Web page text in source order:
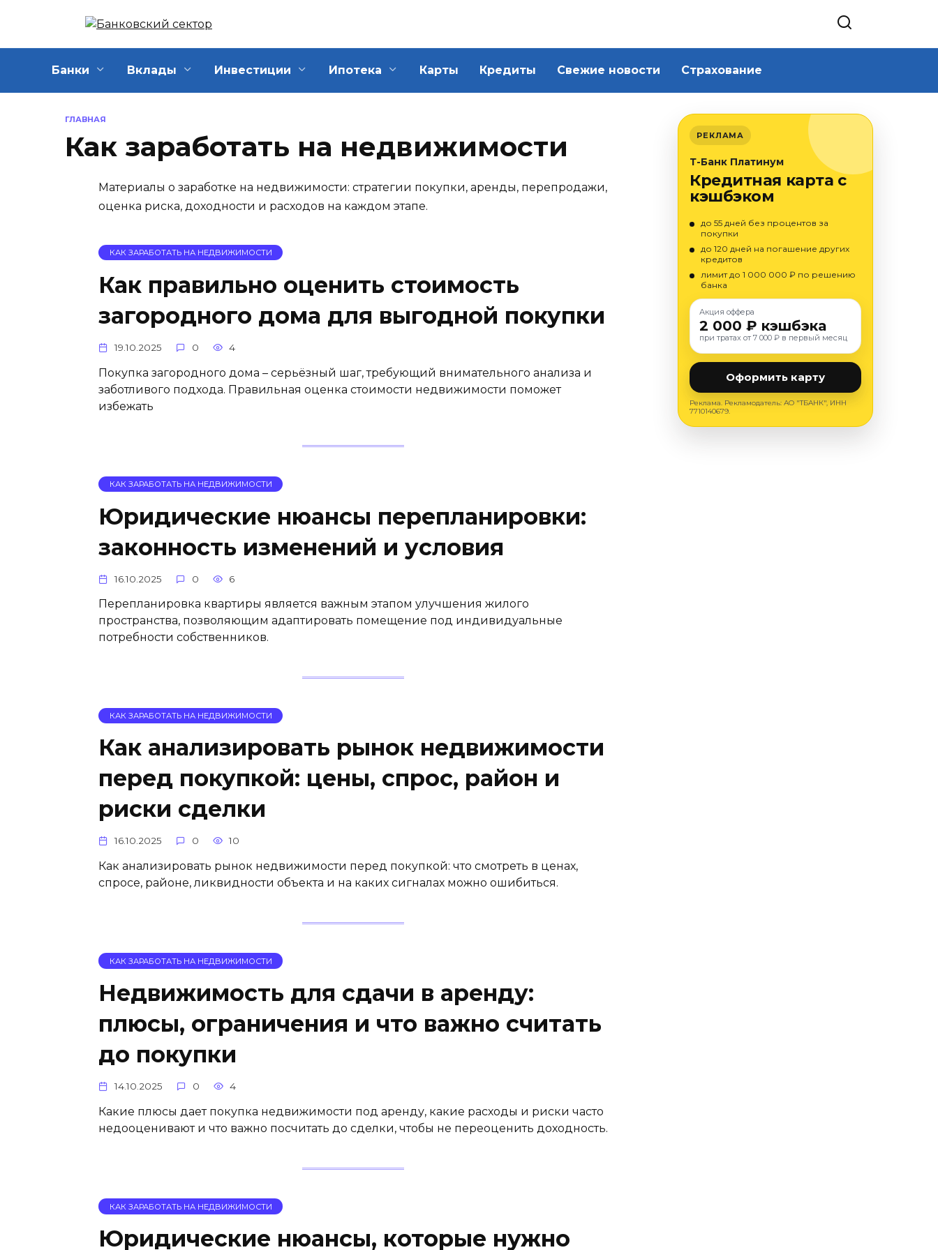
Банки Вклады Инвестиции Ипотека Карты Кредиты Свежие новости Страхование
ГЛАВНАЯ
Как заработать на недвижимости
Материалы о заработке на недвижимости: стратегии покупки, аренды, перепродажи,
оценка риска, доходности и расходов на каждом этапе.
КАК ЗАРАБОТАТЬ НА НЕДВИЖИМОСТИ
Как правильно оценить стоимость
загородного дома для выгодной покупки
19.10.2025 0 4
Покупка загородного дома – серьёзный шаг, требующий внимательного анализа и
заботливого подхода. Правильная оценка стоимости недвижимости поможет
избежать
КАК ЗАРАБОТАТЬ НА НЕДВИЖИМОСТИ
Юридические нюансы перепланировки:
законность изменений и условия
16.10.2025 0 6
Перепланировка квартиры является важным этапом улучшения жилого
пространства, позволяющим адаптировать помещение под индивидуальные
потребности собственников.
КАК ЗАРАБОТАТЬ НА НЕДВИЖИМОСТИ
Как анализировать рынок недвижимости
перед покупкой: цены, спрос, район и
риски сделки
16.10.2025 0 10
Как анализировать рынок недвижимости перед покупкой: что смотреть в ценах,
спросе, районе, ликвидности объекта и на каких сигналах можно ошибиться.
КАК ЗАРАБОТАТЬ НА НЕДВИЖИМОСТИ
Недвижимость для сдачи в аренду:
плюсы, ограничения и что важно считать
до покупки
14.10.2025 0 4
Какие плюсы дает покупка недвижимости под аренду, какие расходы и риски часто
недооценивают и что важно посчитать до сделки, чтобы не переоценить доходность.
КАК ЗАРАБОТАТЬ НА НЕДВИЖИМОСТИ
Юридические нюансы, которые нужно
РЕКЛАМА
Т-Банк Платинум
Кредитная карта с
кэшбэком
до 55 дней без процентов за
покупки
до 120 дней на погашение других
кредитов
лимит до 1 000 000 ₽ по решению
банка
Акция оффера
2 000 ₽ кэшбэка
при тратах от 7 000 ₽ в первый месяц
Оформить карту
Реклама. Рекламодатель: АО "ТБАНК", ИНН
7710140679.